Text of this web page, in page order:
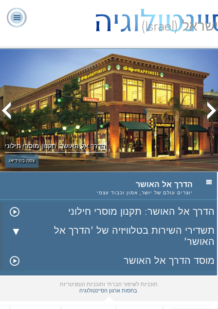
ישראל (Israel)
האברד
מהי
סיינטולוגיה?
הדרך אל האושר: תקנון מוסרי חילוני
צפה בווידיאו
הדרך אל האושר
יוצרים עולם של יושר, אמון וכבוד עצמי
הדרך אל האושר: תקנון מוסרי חילוני
תשדירי השירות בטלוויזיה של 'הדרך אל
האושר'
מוסד הדרך אל האושר
תוכניות לשיפור חברתי ותוכניות הומניטריות
בחסות ארגון הסיינטולוגיה